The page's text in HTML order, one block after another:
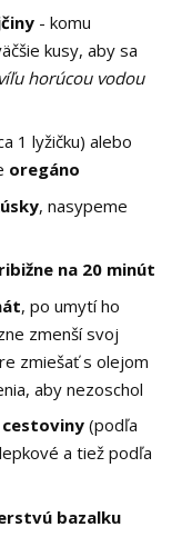
- komu
kusy, aby sa
horúcou vodou
1 lyžičku) alebo
oregáno
, nasypeme
na 20 minút
, po umytí ho
zmenší svoj
zmiešať s olejom
aby nezoschol
(podľa
a tiež podľa
bazalku